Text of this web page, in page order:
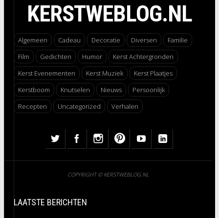
KERSTWEBLOG.NL
Algemeen Cadeau Decoratie Diversen
Familie
Film
Gedichten Humor
Kerst Achtergronden
Kerst Evenementen
Kerst Muziek
Kerst Plaatjes
Kerstboom
Knutselen Nieuws
Persoonlijk
Recepten
Uncategorized Verhalen
COPYRIGHT © KERSTWEBLOG.NL
LAATSTE BERICHTEN